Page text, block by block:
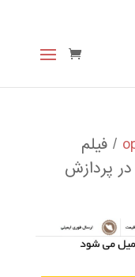
/ فیلم
آموزشی فارسی Optical Flow در پردازش